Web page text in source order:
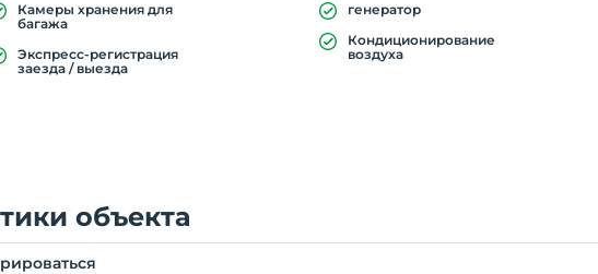
Камеры хранения для
багажа
Экспресс-регистрация
заезда / выезда
генератор
Кондиционирование
воздуха
объекта